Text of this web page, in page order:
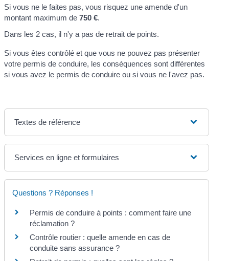
Si vous ne le faites pas, vous risquez une amende d'un
montant maximum de750 €.
Dans les 2 cas, il n'y a pas de retrait de points.
Si vous êtes contrôlé et que vous ne pouvez pas présenter
votre permis de conduire, les conséquences sont différentes
si vous avez le permis de conduire ou si vous ne l'avez pas.
Textes de référence
Services en ligne et formulaires
Questions ? Réponses !
Permis de conduire à points : comment faire une
réclamation ?
Contrôle routier : quelle amende en cas de
conduite sans assurance ?